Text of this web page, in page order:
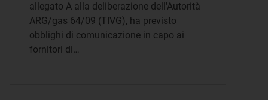
allegato A alla deliberazione dell'Autorità
ARG/gas 64/09 (TIVG), ha previsto
obblighi di comunicazione in capo ai
fornitori di…